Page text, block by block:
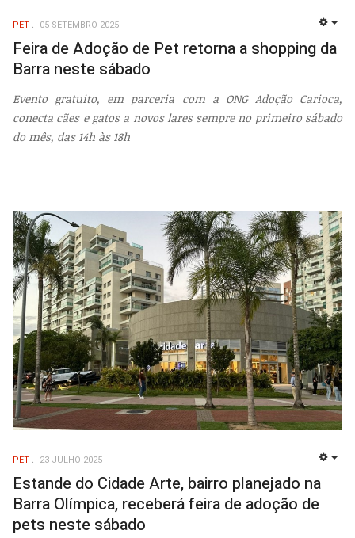
PET 05 SETEMBRO 2025
Feira de Adoção de Pet retorna a shopping da
Barra neste sábado
Evento gratuito, em parceria com a ONG Adoção Carioca,
conecta cães e gatos a novos lares sempre no primeiro sábado
do mês, das 14h às 18h
PET 23 JULHO 2025
Estande do Cidade Arte, bairro planejado na
Barra Olímpica, receberá feira de adoção de
pets neste sábado